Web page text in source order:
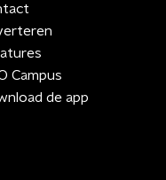
Campus
de app